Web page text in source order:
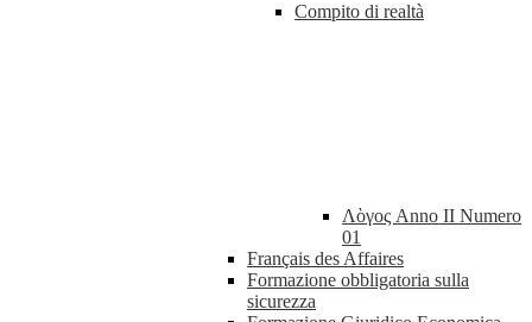
Compito di realtà
Λὸγος Anno II Numero
01
Français des Affaires
Formazione obbligatoria sulla
sicurezza